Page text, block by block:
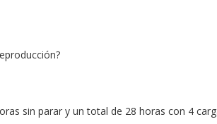
sin parar y un total de 28 horas con 4